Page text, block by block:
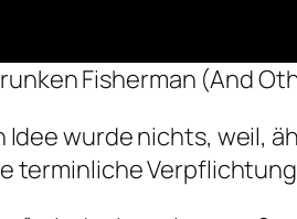
Fisherman (And
Idee wurde nichts, weil,
terminliche